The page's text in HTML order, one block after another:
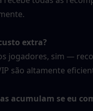
extra?
jogadores, sim —
são altamente
acumulam se eu